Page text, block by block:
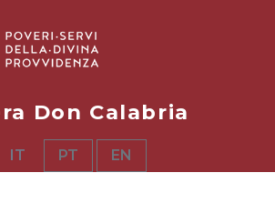
Don Calabria
IT PT EN